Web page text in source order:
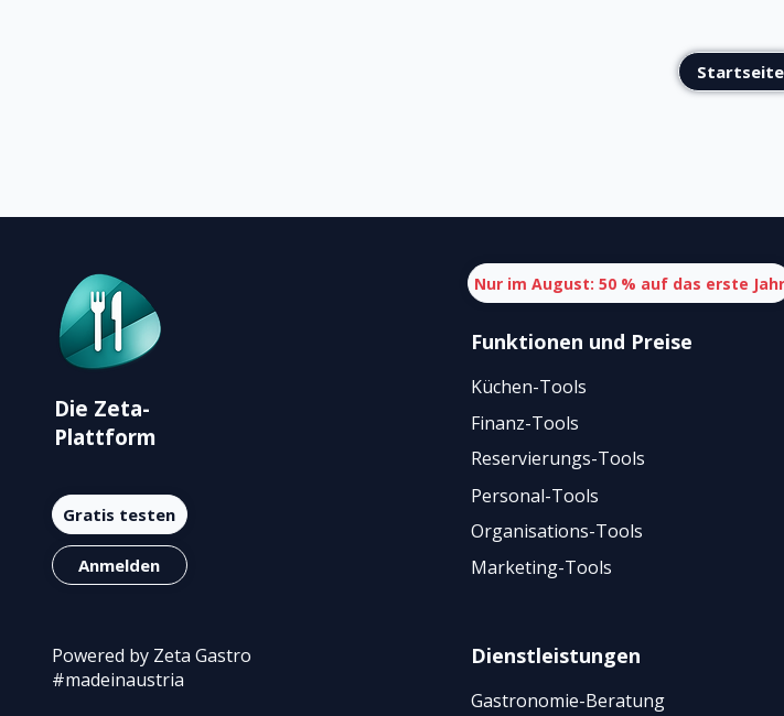
Startseite
Die Zeta-
Plattform
Gratis testen
Anmelden
Powered by Zeta Gastro
#madeinaustria
Nur im August: 50 % auf das erste Jahr
Funktionen und Preise
Küchen-Tools
Finanz-Tools
Reservierungs-Tools
Personal-Tools
Organisations-Tools
Marketing-Tools
Dienstleistungen
Gastronomie-Beratung